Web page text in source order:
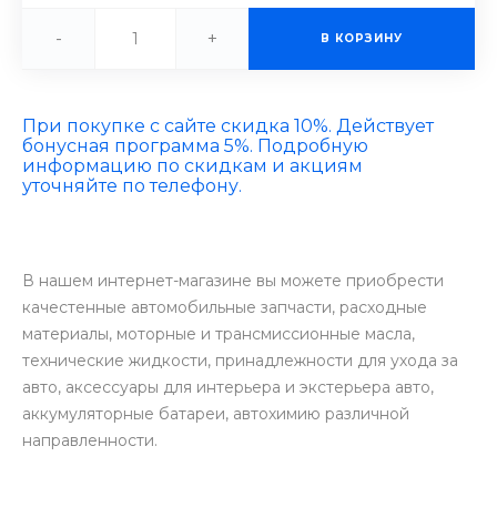
- + В КОРЗИНУ
При покупке с сайте скидка 10%. Действует
бонусная программа 5%. Подробную
информацию по скидкам и акциям
уточняйте по телефону.
В нашем интернет-магазине вы можете приобрести
качестенные автомобильные запчасти, расходные
материалы, моторные и трансмиссионные масла,
технические жидкости, принадлежности для ухода за
авто, аксессуары для интерьера и экстерьера авто,
аккумуляторные батареи, автохимию различной
направленности.